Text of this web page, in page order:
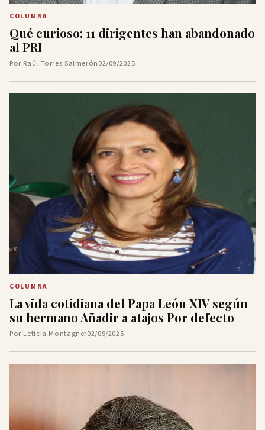
COLUMNA
Qué curioso: 11 dirigentes han abandonado
al PRI
Por Raúl Torres Salmerón02/09/2025
COLUMNA
La vida cotidiana del Papa León XIV según
su hermano Añadir a atajos Por defecto
Por Leticia Montagner02/09/2025